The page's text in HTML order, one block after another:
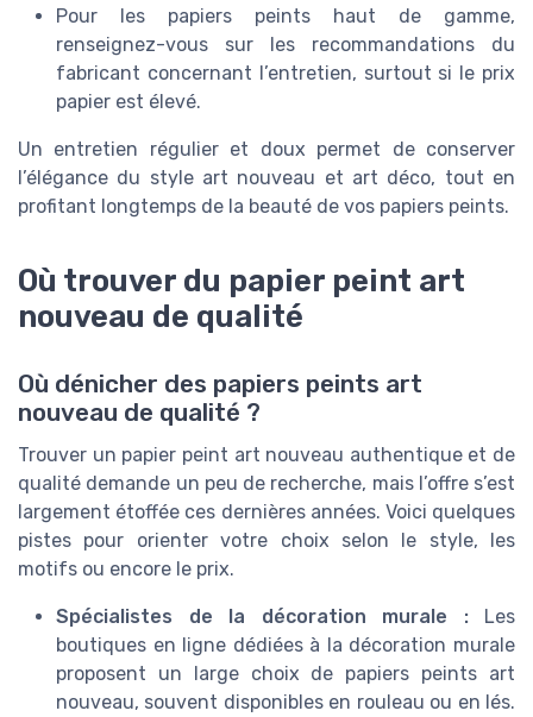
Pour les papiers peints haut de gamme,
renseignez-vous sur les recommandations du
fabricant concernant l’entretien, surtout si le prix
papier est élevé.
Un entretien régulier et doux permet de conserver
l’élégance du style art nouveau et art déco, tout en
profitant longtemps de la beauté de vos papiers peints.
Où trouver du papier peint art
nouveau de qualité
Où dénicher des papiers peints art
nouveau de qualité ?
Trouver un papier peint art nouveau authentique et de
qualité demande un peu de recherche, mais l’offre s’est
largement étoffée ces dernières années. Voici quelques
pistes pour orienter votre choix selon le style, les
motifs ou encore le prix.
Spécialistes de la décoration murale :Les
boutiques en ligne dédiées à la décoration murale
proposent un large choix de papiers peints art
nouveau, souvent disponibles en rouleau ou en lés.